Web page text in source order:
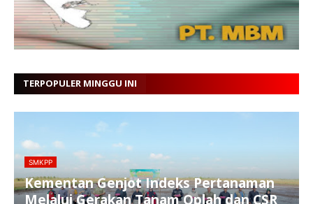
TERPOPULER MINGGU INI
SMKPP
Kementan Genjot Indeks Pertanaman
Melalui Gerakan Tanam Oplah dan CSR